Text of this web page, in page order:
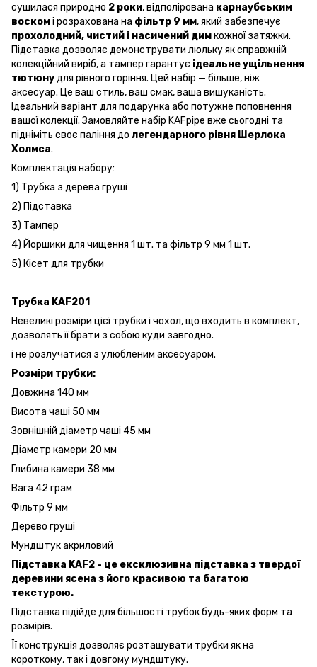
сушилася природно 2 роки, відполірована карнаубським
воскомі розрахована на фільтр 9 мм, який забезпечує
прохолодний, чистий і насичений димкожної затяжки.
Підставка дозволяє демонструвати люльку як справжній
колекційний виріб, а тампер гарантує ідеальне ущільнення
тютюнудля рівного горіння. Цей набір — більше, ніж
аксесуар. Це ваш стиль, ваш смак, ваша вишуканість.
Ідеальний варіант для подарунка або потужне поповнення
вашої колекції. Замовляйте набір KAFpipe вже сьогодні та
підніміть своє паління до легендарного рівня Шерлока
Холмса.
Комплектація набору:
1) Трубка з дерева груші
2) Підставка
3) Тампер
4) Йоршики для чищення 1 шт. та фільтр 9 мм 1 шт.
5) Кісет для трубки
Трубка KAF201
Невеликі розміри цієї трубки і чохол, що входить в комплект,
дозволять її брати з собою куди завгодно.
і не розлучатися з улюбленим аксесуаром.
Розміри трубки:
Довжина 140 мм
Висота чаші 50 мм
Зовнішній діаметр чаші 45 мм
Діаметр камери 20 мм
Глибина камери 38 мм
Вага 42 грам
Фільтр 9 мм
Дерево груші
Мундштук акриловий
Підставка KAF2 - це ексклюзивна підставка з твердої
деревини ясена з його красивою та багатою
текстурою.
Підставка підійде для більшості трубок будь-яких форм та
розмірів.
Її конструкція дозволяє розташувати трубки як на
короткому, так і довгому мундштуку.